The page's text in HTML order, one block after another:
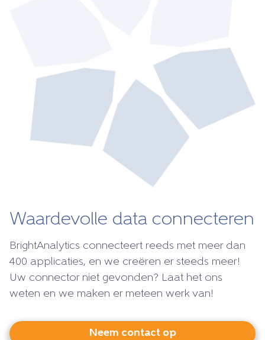
Waardevolle data connecteren
BrightAnalytics connecteert reeds met meer dan
400 applicaties, en we creëren er steeds meer!
Uw connector niet gevonden? Laat het ons
weten en we maken er meteen werk van!
Neem contact op